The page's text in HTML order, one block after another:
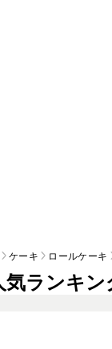
ケーキ ロールケーキ
気ランキン